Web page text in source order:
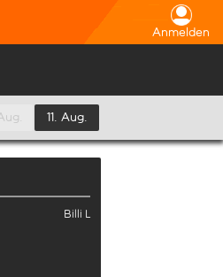
Anmelden
11. Aug.
Billi L